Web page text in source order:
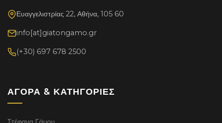
Ευαγγελιστρίας 22, Αθήνα, 105 60
info[at]giatongamo.gr
(+30) 697 678 2500
ΑΓΟΡΆ & ΚΑΤΗΓΟΡΊΕΣ